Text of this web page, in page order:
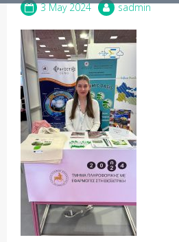
3 May 2024 sadmin